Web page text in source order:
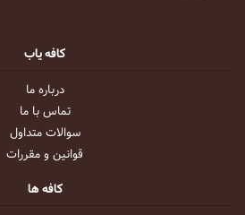
کافه یاب
درباره ما
تماس با ما
سوالات متداول
قوانین و مقررات
کافه ها